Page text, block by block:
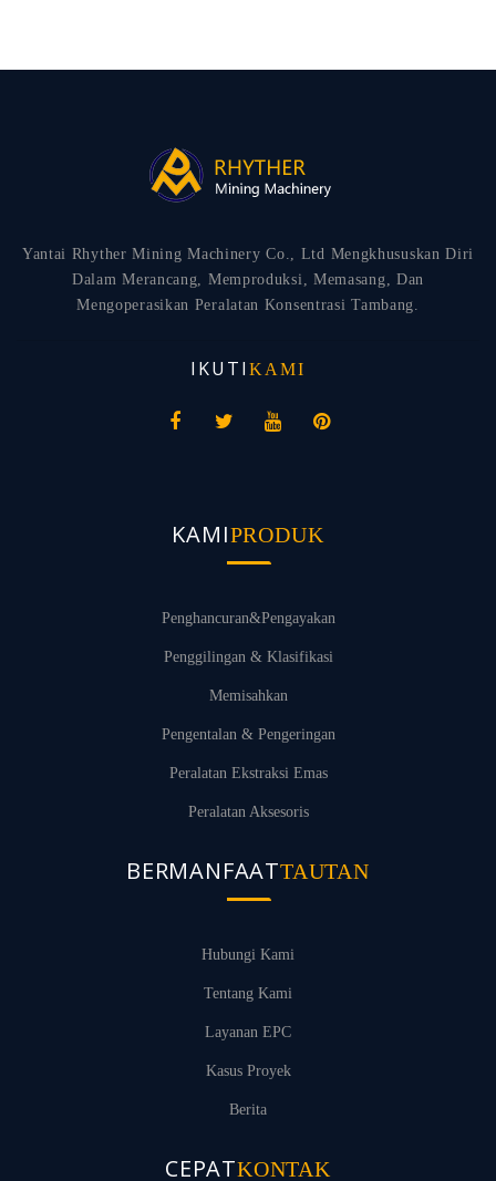
Yantai Rhyther Mining Machinery Co., Ltd Mengkhususkan Diri
Dalam Merancang, Memproduksi, Memasang, Dan
Mengoperasikan Peralatan Konsentrasi Tambang.
IKUTI KAMI
KAMIPRODUK
Penghancuran&Pengayakan
Penggilingan & Klasifikasi
Memisahkan
Pengentalan & Pengeringan
Peralatan Ekstraksi Emas
Peralatan Aksesoris
BERMANFAATTAUTAN
Hubungi Kami
Tentang Kami
Layanan EPC
Kasus Proyek
Berita
CEPATKONTAK